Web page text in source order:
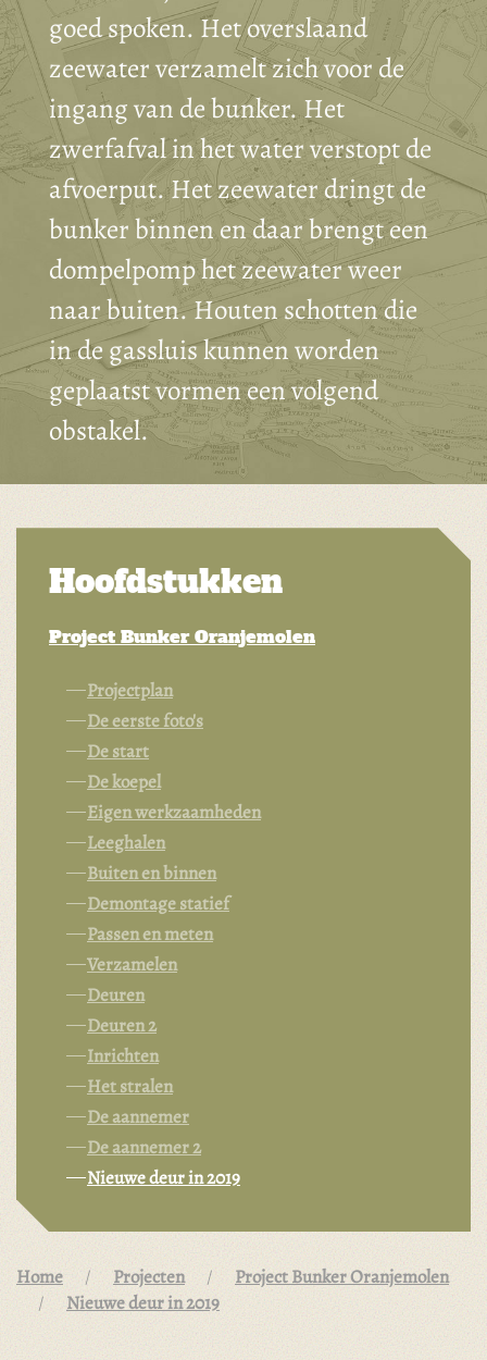
goed spoken. Het overslaand
zeewater verzamelt zich voor de
ingang van de bunker. Het
zwerfafval in het water verstopt de
afvoerput. Het zeewater dringt de
bunker binnen en daar brengt een
dompelpomp het zeewater weer
naar buiten. Houten schotten die
in de gassluis kunnen worden
geplaatst vormen een volgend
obstakel.
Hoofdstukken
Project Bunker Oranjemolen
Projectplan
De eerste foto's
De start
De koepel
Eigen werkzaamheden
Leeghalen
Buiten en binnen
Demontage statief
Passen en meten
Verzamelen
Deuren
Deuren 2
Inrichten
Het stralen
De aannemer
De aannemer 2
Nieuwe deur in 2019
Home Projecten
Project Bunker Oranjemolen
Nieuwe deur in 2019